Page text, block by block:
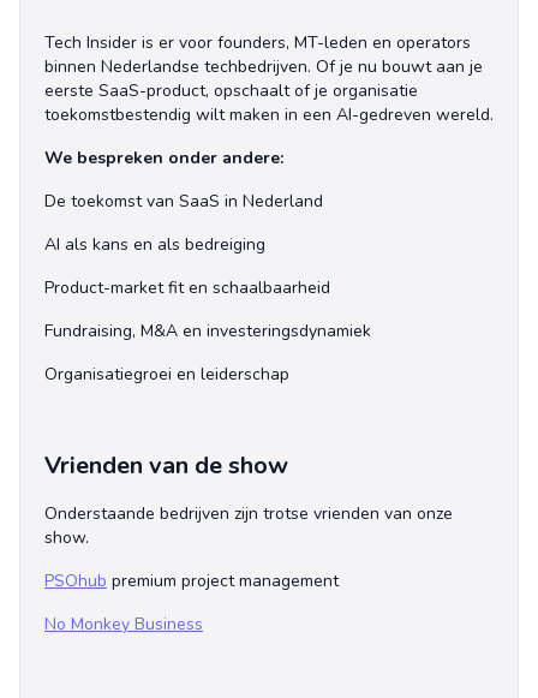
Tech Insider is er voor founders, MT-leden en operators
binnen Nederlandse techbedrijven. Of je nu bouwt aan je
eerste SaaS-product, opschaalt of je organisatie
toekomstbestendig wilt maken in een AI-gedreven wereld.
We bespreken onder andere:
De toekomst van SaaS in Nederland
AI als kans en als bedreiging
Product-market fit en schaalbaarheid
Fundraising, M&A en investeringsdynamiek
Organisatiegroei en leiderschap
Vrienden van de show
Onderstaande bedrijven zijn trotse vrienden van onze
show.
PSOhub premium project management
No Monkey Business